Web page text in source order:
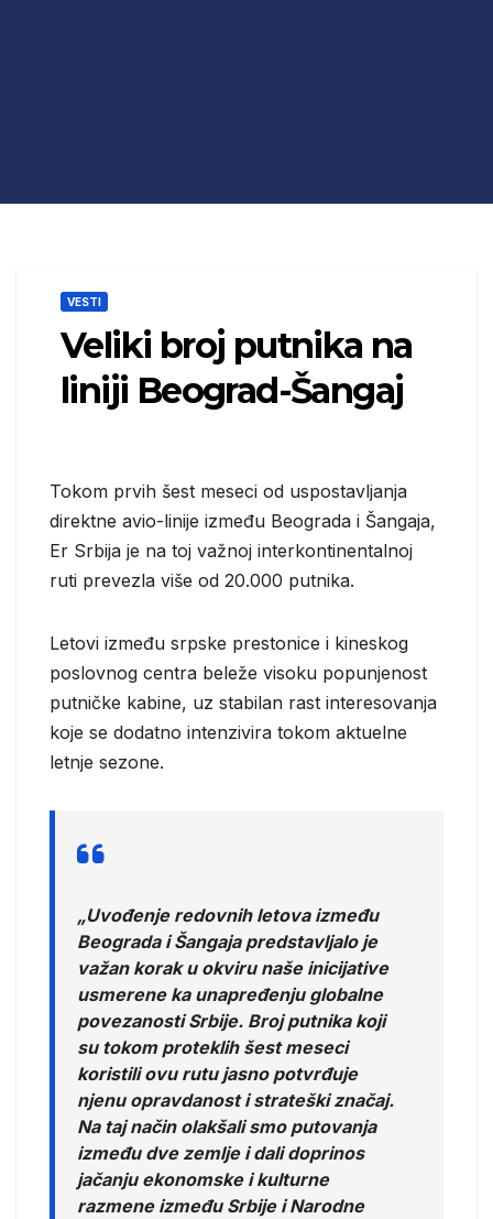
VESTI
Veliki broj putnika na
liniji Beograd-Šangaj
Tokom prvih šest meseci od uspostavljanja
direktne avio-linije između Beograda i Šangaja,
Er Srbija je na toj važnoj interkontinentalnoj
ruti prevezla više od 20.000 putnika.
Letovi između srpske prestonice i kineskog
poslovnog centra beleže visoku popunjenost
putničke kabine, uz stabilan rast interesovanja
koje se dodatno intenzivira tokom aktuelne
letnje sezone.
„Uvođenje redovnih letova između
Beograda i Šangaja predstavljalo je
važan korak u okviru naše inicijative
usmerene ka unapređenju globalne
povezanosti Srbije. Broj putnika koji
su tokom proteklih šest meseci
koristili ovu rutu jasno potvrđuje
njenu opravdanost i strateški značaj.
Na taj način olakšali smo putovanja
između dve zemlje i dali doprinos
jačanju ekonomske i kulturne
razmene između Srbije i Narodne